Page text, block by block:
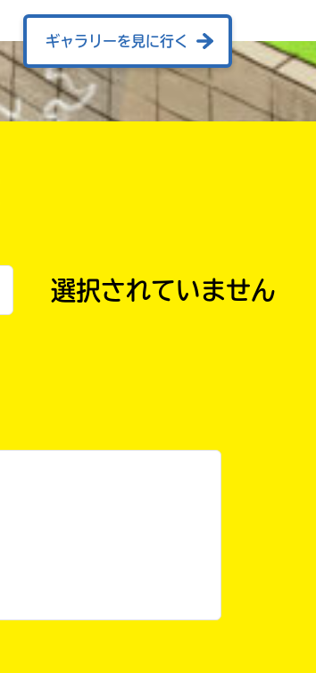
ギャラリーを見に行く